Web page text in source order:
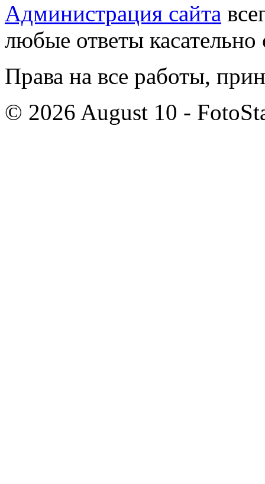
Администрация сайта
любые ответы касательно
Права на все работы,
© 2026 August 10 -